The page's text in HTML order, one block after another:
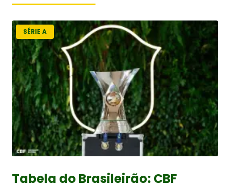
SÉRIE A
Tabela do Brasileirão: CBF